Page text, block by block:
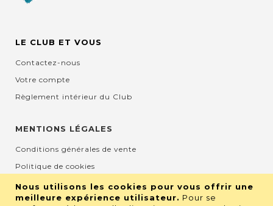
Nous utilisons les cookies pour vous offrir une
meilleure expérience utilisateur. Pour se
LE CLUB ET VOUS
Contactez-nous
Votre compte
Règlement intérieur du Club
MENTIONS LÉGALES
Conditions générales de vente
Politique de cookies
Mentions légales et CGU
Protection de la vie privée